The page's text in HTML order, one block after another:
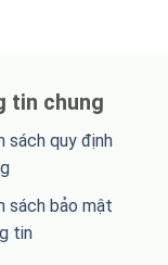
tin chung
sách quy định
sách bảo mật
tin